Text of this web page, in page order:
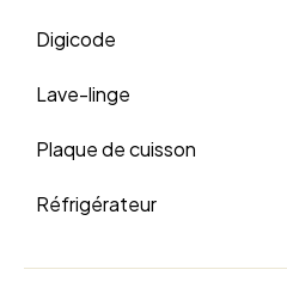
Digicode
Lave-linge
Plaque de cuisson
Réfrigérateur